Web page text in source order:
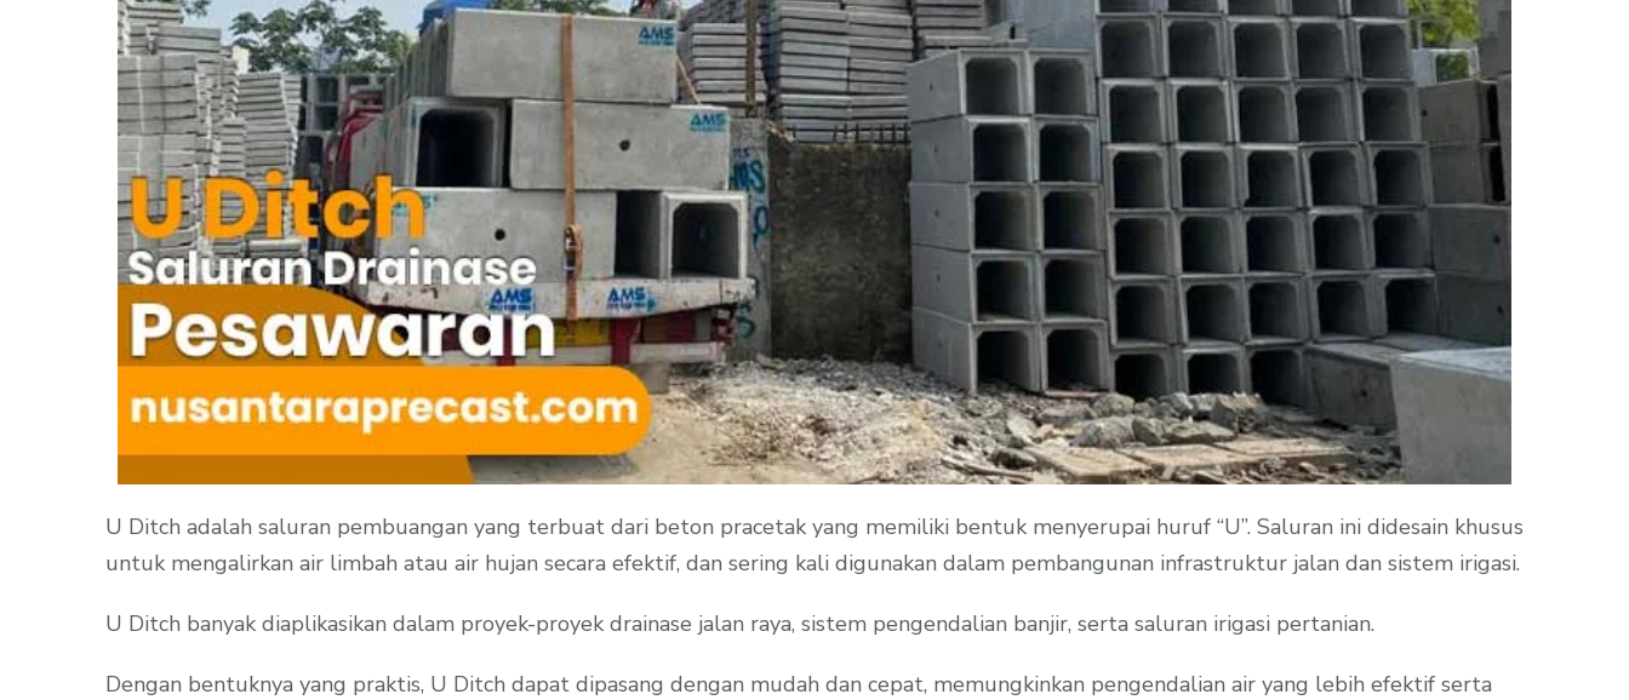
U Ditch adalah saluran pembuangan yang terbuat dari beton pracetak yang memiliki bentuk menyerupai huruf “U”. Saluran ini didesain khusus
untuk mengalirkan air limbah atau air hujan secara efektif, dan sering kali digunakan dalam pembangunan infrastruktur jalan dan sistem irigasi.
U Ditch banyak diaplikasikan dalam proyek-proyek drainase jalan raya, sistem pengendalian banjir, serta saluran irigasi pertanian.
Dengan bentuknya yang praktis, U Ditch dapat dipasang dengan mudah dan cepat, memungkinkan pengendalian air yang lebih efektif serta